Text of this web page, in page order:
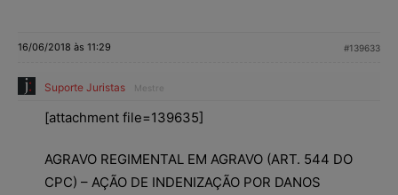
16/06/2018 às 11:29 #139633
Suporte Juristas Mestre
[attachment file=139635]
AGRAVO REGIMENTAL EM AGRAVO (ART. 544 DO
CPC) – AÇÃO DE INDENIZAÇÃO POR DANOS